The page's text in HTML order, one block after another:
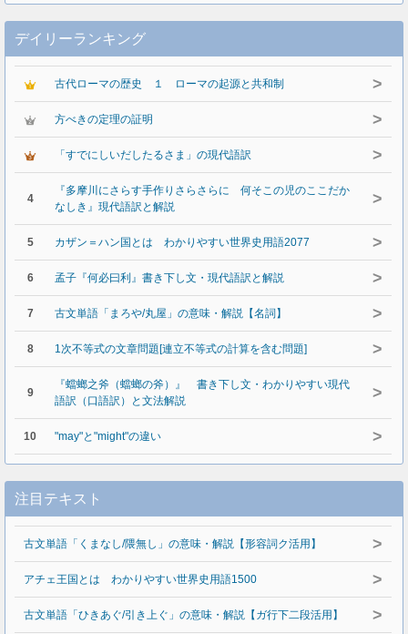
デイリーランキング
古代ローマの歴史 １ ローマの起源と共和制 >
方べきの定理の証明 >
「すでにしいだしたるさま」の現代語訳 >
4
『多摩川にさらす手作りさらさらに 何そこの児のここだか
なしき』現代語訳と解説
>
5 カザン＝ハン国とは わかりやすい世界史用語2077 >
6 孟子『何必曰利』書き下し文・現代語訳と解説 >
7 古文単語「まろや/丸屋」の意味・解説【名詞】 >
8 1次不等式の文章問題[連立不等式の計算を含む問題] >
9
『蟷螂之斧（蟷螂の斧）』 書き下し文・わかりやすい現代
語訳（口語訳）と文法解説
>
10 "may"と"might"の違い >
注目テキスト
古文単語「くまなし/隈無し」の意味・解説【形容詞ク活用】 >
アチェ王国とは わかりやすい世界史用語1500 >
古文単語「ひきあぐ/引き上ぐ」の意味・解説【ガ行下二段活用】 >